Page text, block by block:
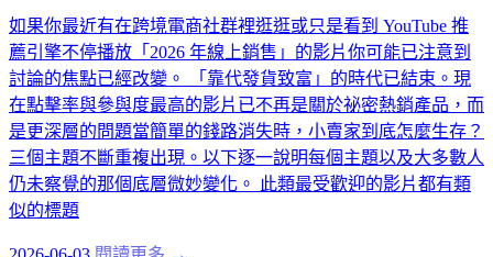
如果你最近有在跨境電商社群裡逛逛或只是看到 YouTube 推
薦引擎不停播放「2026 年線上銷售」的影片你可能已注意到
討論的焦點已經改變。 「靠代發貨致富」的時代已結束。現
在點擊率與參與度最高的影片已不再是關於祕密熱銷產品，而
是更深層的問題當簡單的錢路消失時，小賣家到底怎麼生存？
三個主題不斷重複出現。以下逐一說明每個主題以及大多數人
仍未察覺的那個底層微妙變化。 此類最受歡迎的影片都有類
似的標題